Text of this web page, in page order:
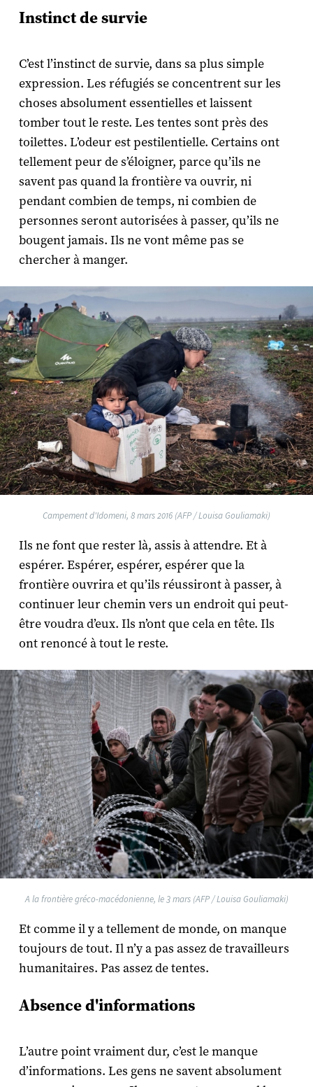
Instinct de survie
C’est l’instinct de survie, dans sa plus simple
expression. Les réfugiés se concentrent sur les
choses absolument essentielles et laissent
tomber tout le reste. Les tentes sont près des
toilettes. L’odeur est pestilentielle. Certains ont
tellement peur de s’éloigner, parce qu’ils ne
savent pas quand la frontière va ouvrir, ni
pendant combien de temps, ni combien de
personnes seront autorisées à passer, qu’ils ne
bougent jamais. Ils ne vont même pas se
chercher à manger.
Campement d'Idomeni, 8 mars 2016 (AFP / Louisa Gouliamaki)
Ils ne font que rester là, assis à attendre. Et à
espérer. Espérer, espérer, espérer que la
frontière ouvrira et qu’ils réussiront à passer, à
continuer leur chemin vers un endroit qui peut-
être voudra d’eux. Ils n’ont que cela en tête. Ils
ont renoncé à tout le reste.
A la frontière gréco-macédonienne, le 3 mars (AFP / Louisa Gouliamaki)
Et comme il y a tellement de monde, on manque
toujours de tout. Il n’y a pas assez de travailleurs
humanitaires. Pas assez de tentes.
Absence d'informations
L’autre point vraiment dur, c’est le manque
d’informations. Les gens ne savent absolument